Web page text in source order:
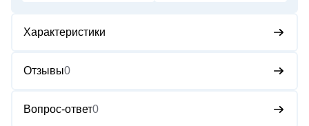
Характеристики
Отзывы0
Вопрос-ответ0